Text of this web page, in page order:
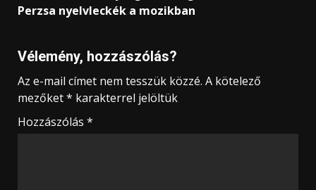
Perzsa nyelvleckék a mozikban
Vélemény, hozzászólás?
Az e-mail címet nem tesszük közzé. A kötelező
mezőket* karakterrel jelöltük
Hozzászólás *